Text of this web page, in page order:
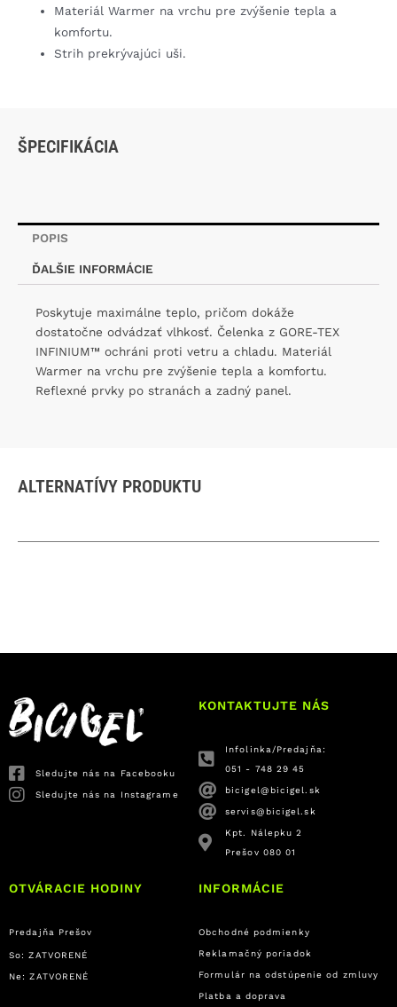
Materiál Warmer na vrchu pre zvýšenie tepla a
komfortu.
Strih prekrývajúci uši.
ŠPECIFIKÁCIA
POPIS
ĎALŠIE INFORMÁCIE
Poskytuje maximálne teplo, pričom dokáže
dostatočne odvádzať vlhkosť. Čelenka z GORE-TEX
INFINIUM™ ochráni proti vetru a chladu. Materiál
Warmer na vrchu pre zvýšenie tepla a komfortu.
Reflexné prvky po stranách a zadný panel.
ALTERNATÍVY PRODUKTU
Sledujte nás na Facebooku
Sledujte nás na Instagrame
KONTAKTUJTE NÁS
Infolinka/Predajňa:
051 - 748 29 45
bicigel@bicigel.sk
servis@bicigel.sk
Kpt. Nálepku 2
Prešov 080 01
OTVÁRACIE HODINY
Predajňa Prešov
So: ZATVORENÉ
Ne: ZATVORENÉ
INFORMÁCIE
Obchodné podmienky
Reklamačný poriadok
Formulár na odstúpenie od zmluvy
Platba a doprava